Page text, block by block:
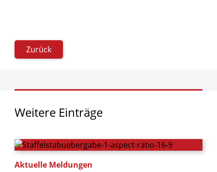
Zurück
Weitere Einträge
Aktuelle Meldungen